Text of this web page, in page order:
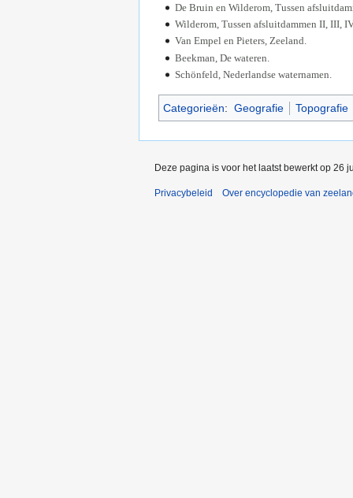
De Bruin en Wilderom, Tussen
Wilderom, Tussen afsluitdammen II, III,
Van Empel en Pieters, Zeeland.
Beekman, De wateren.
Schönfeld, Nederlandse waternamen.
Categorieën: Geografie Topografie
Deze pagina is voor het laatst bewerkt op 26
Privacybeleid Over encyclopedie van